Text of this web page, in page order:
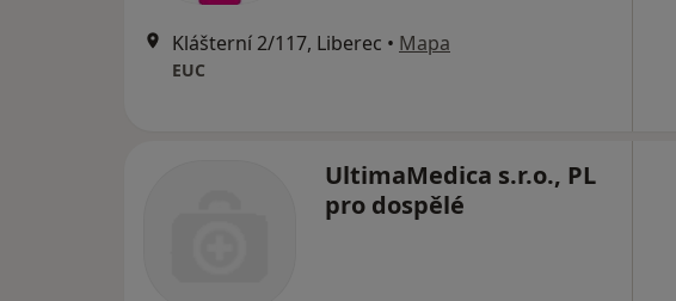
Klášterní 2/117, Liberec • Mapa
EUC
UltimaMedica s.r.o., PL
pro dospělé